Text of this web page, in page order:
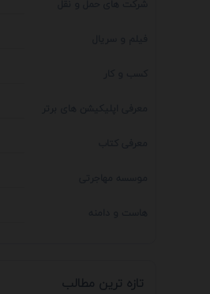
تازه ترین مطالب